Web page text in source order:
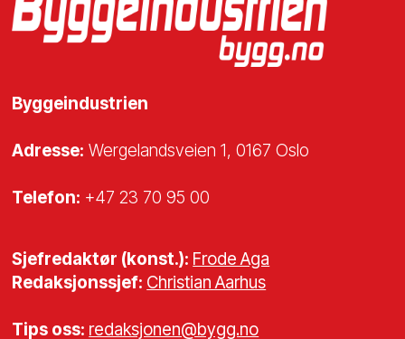
Byggeindustrien
Adresse: Wergelandsveien 1, 0167 Oslo
Telefon: +47 23 70 95 00
Sjefredaktør (konst.): Frode Aga
Redaksjonssjef: Christian Aarhus
Tips oss: redaksjonen@bygg.no